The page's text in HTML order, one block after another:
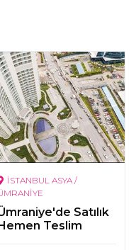
İSTANBUL ASYA /
Satılık
Teslim